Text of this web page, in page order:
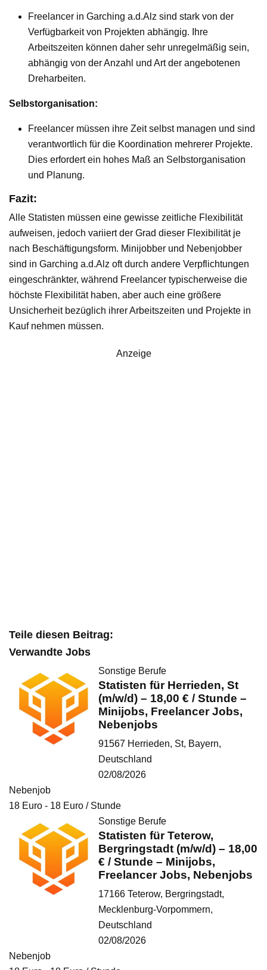
Freelancer in Garching a.d.Alz sind stark von der
Verfügbarkeit von Projekten abhängig. Ihre
Arbeitszeiten können daher sehr unregelmäßig sein,
abhängig von der Anzahl und Art der angebotenen
Dreharbeiten.
Selbstorganisation:
Freelancer müssen ihre Zeit selbst managen und sind
verantwortlich für die Koordination mehrerer Projekte.
Dies erfordert ein hohes Maß an Selbstorganisation
und Planung.
Fazit:
Alle Statisten müssen eine gewisse zeitliche Flexibilität
aufweisen, jedoch variiert der Grad dieser Flexibilität je
nach Beschäftigungsform. Minijobber und Nebenjobber
sind in Garching a.d.Alz oft durch andere Verpflichtungen
eingeschränkter, während Freelancer typischerweise die
höchste Flexibilität haben, aber auch eine größere
Unsicherheit bezüglich ihrer Arbeitszeiten und Projekte in
Kauf nehmen müssen.
Anzeige
Teile diesen Beitrag:
Verwandte Jobs
Sonstige Berufe
Statisten für Herrieden, St
(m/w/d) – 18,00 € / Stunde –
Minijobs, Freelancer Jobs,
Nebenjobs
91567 Herrieden, St, Bayern,
Deutschland
02/08/2026
Nebenjob
18 Euro - 18 Euro / Stunde
Sonstige Berufe
Statisten für Teterow,
Bergringstadt (m/w/d) – 18,00
€ / Stunde – Minijobs,
Freelancer Jobs, Nebenjobs
17166 Teterow, Bergringstadt,
Mecklenburg-Vorpommern,
Deutschland
02/08/2026
Nebenjob